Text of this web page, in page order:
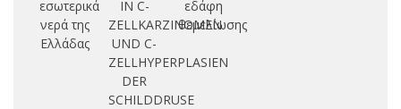
εσωτερικά
νερά της
Ελλάδας
IN C-
ZELLKARZINOMEN
UND C-
ZELLHYPERPLASIEN
DER
SCHILDDRUSE
εδάφη
θεμελίωσης